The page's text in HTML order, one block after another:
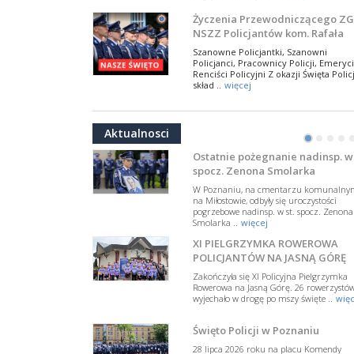
Życzenia Przewodniczącego ZG
NSZZ Policjantów kom. Rafała
Jankowskiego z okazji Święta
Policji 2026
Szanowne Policjantki, Szanowni
Policjanci, Pracownicy Policji,
Renciści Policyjni Z okazji Święta
skład .. więcej
NSZZ Policjantów: Policja nie
W przestrzeni publicznej po raz
pojawiły się wypowiedzi, które
w funkcjonariuszki i funkcjonariuszy
Policj .. więcej
Dodatkowe zarobkowanie
policjantów. NSZZP: obecne
rozwiązania wymagają zmian
zmiany przepisów regulujących
podejmowanie przez policjantów
dodatkowej pracy zarobkowe ..
więcej
Krok 1. Umorzenie. Krok 2.
z hejtem
Postępowanie dotyczące interwencji
Policji w miejscu zamieszkania red.
Tomasza Sakiewicza zostało
Aktualnosci
•• • •
NSZZ Policjantów
Na zaproszenie Zarządu Głównego NSZZ
Policjantów w Polsce gościł Rafael
Departamentu Policji w Nowym Jorku, o
.. więcej
PAMIĘTAMY I ODDAJMY HOŁD
SIERŻ. MARKOWI SIENICKIEMU
poświęconą starszemu sierżantowi Mar
Ostatnie pożegnanie nadinsp. w
spocz. Zenona Smolarka
W Poznaniu, na cmentarzu
na Miłostowie, odbyły się uroczystości
pogrzebowe nadinsp. w st. spocz. Zenona
Smolarka .. więcej
XI PIELGRZYMKA ROWEROWA
POLICJANTÓW NA JASNĄ GÓRĘ
Zakończyła się XI Policyjna Pielgrzymka
Rowerowa na Jasną Górę. 26
wyjechało w drogę po mszy święte ..
Święto Policji w Poznaniu
28 lipca 2026 roku na placu Komendy